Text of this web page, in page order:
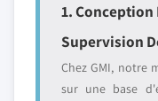
1. Conception
Supervision
Chez GMI, notre
sur une base